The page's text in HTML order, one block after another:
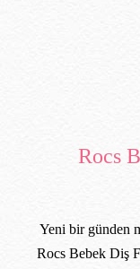
Rocs
Yeni bir günden
Rocs Bebek Diş